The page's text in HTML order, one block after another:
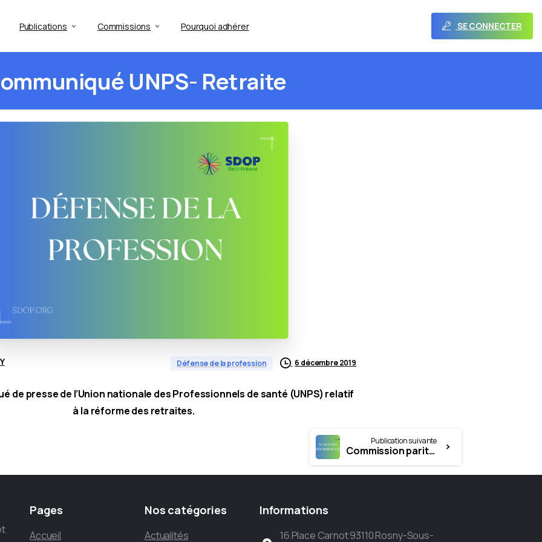
Publications Commissions Pourquoi adhérer SE CONNECTER
UNPS- Retraite
Défense de la profession 6 décembre 2019
de presse de l’Union nationale des Professionnels de santé (UNPS) relatif
à la réforme des retraites.
Publication suivante
Commission paritaire du Val de Marne novembre 2019
Pages
Accueil
Nos catégories
Actualités
Informations
16 Place Carnot 93110 Rosny-Sous-